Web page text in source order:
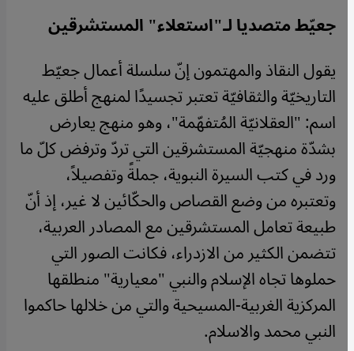
جعيّط متصديا لـ"استعلاء" المستشرقين
يقول النقاذ والمهتمون إنّ سلسلة أعمال جعيّط
التاريخيّة والثقافيّة تعتبر تجسيدًا لمنهج أطلق عليه
اسم: "العقلانيّة المُتفهّمة"، وهو منهج يعارض
بشدّة منهجيّة المستشرقين التي تردّ وترفض كلّ ما
ورد في كتب السيرة النبوية، جملةً وتفصيلاً،
وتعتبره من وضع القصاص والحكّائين لا غير، إذ أنّ
طبيعة تعامل المستشرقين مع المصادر العربية،
تتضمن الكثير من الازدراء، فكانت الصور التي
حملوها تجاه الإسلام والنبي "معيارية" منطلقها
المركزية الغربية-المسيحية والتي من خلالها حاكموا
النبي محمد والاسلام.